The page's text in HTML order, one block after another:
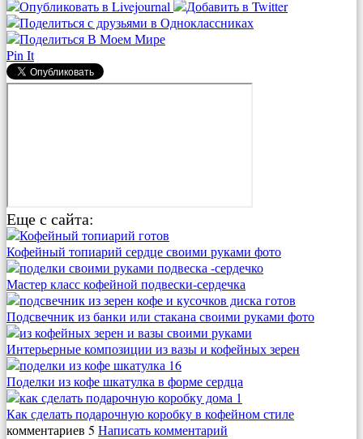
Pin It
Еще с сайта:
Кофейный топиарий сердце своими руками фото
Мастер класс кофейной подвески-сердечка
Подсвечник из банки или стакана своими руками фото
Интерьерные композиции из вазы и кофейных зерен
Поделки из кофе шкатулка в форме сердца
Как сделать подарочную коробку в кофейном стиле
комментариев 5 Написать комментарий